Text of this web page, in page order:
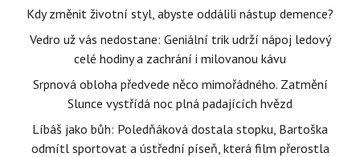
Kdy změnit životní styl, abyste oddálili nástup demence?
Vedro už vás nedostane: Geniální trik udrží nápoj ledový
celé hodiny a zachrání i milovanou kávu
Srpnová obloha předvede něco mimořádného. Zatmění
Slunce vystřídá noc plná padajících hvězd
Líbáš jako bůh: Poledňáková dostala stopku, Bartoška
odmítl sportovat a ústřední píseň, která film přerostla